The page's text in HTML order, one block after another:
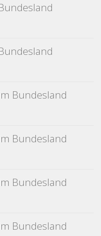
Bundesland
Bundesland
Bundesland
Bundesland